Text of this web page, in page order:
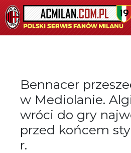
Bennacer
w Mediolanie.
wróci do gry
przed końcem
r.